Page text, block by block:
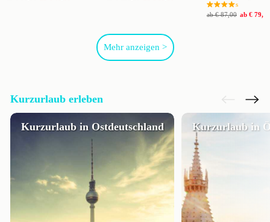
s
ab € 87,00 ab € 79,00
Mehr anzeigen >
Kurzurlaub erleben
Kurzurlaub in Ostdeutschland Kurzurlaub in